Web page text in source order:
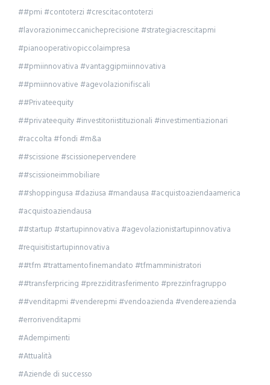
##pmi #contoterzi #crescitacontoterzi
#lavorazionimeccanicheprecisione #strategiacrescitapmi
#pianooperativopiccolaimpresa
##pmiinnovativa #vantaggipmiinnovativa
##pmiinnovative #agevolazionifiscali
##Privateequity
##privateequity #investitoriistituzionali #investimentiazionari
#raccolta #fondi #m&a
##scissione #scissionepervendere
##scissioneimmobiliare
##shoppingusa #daziusa #mandausa #acquistoaziendaamerica
#acquistoaziendausa
##startup #startupinnovativa #agevolazionistartupinnovativa
#requisitistartupinnovativa
##tfm #trattamentofinemandato #tfmamministratori
##transferpricing #prezziditrasferimento #prezzinfragruppo
##venditapmi #venderepmi #vendoazienda #vendereazienda
#errorivenditapmi
#Adempimenti
#Attualità
#Aziende di successo